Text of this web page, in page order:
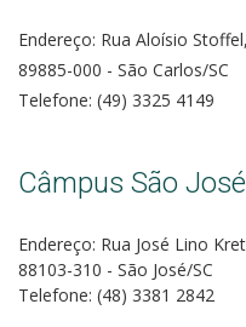
Endereço: Rua Aloísio
89885-000 - São Carlos/SC
Telefone: (49) 3325 4149
Câmpus São José
Endereço: Rua José Lino
88103-310 - São José/SC
Telefone: (48) 3381 2842